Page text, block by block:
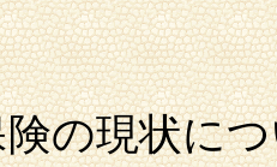
の現状に